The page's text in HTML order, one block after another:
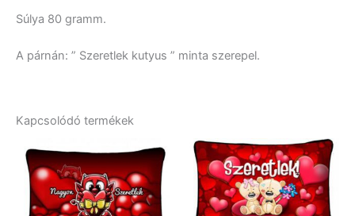
Súlya 80 gramm.
A párnán: ” Szeretlek kutyus ” minta szerepel.
Kapcsolódó termékek